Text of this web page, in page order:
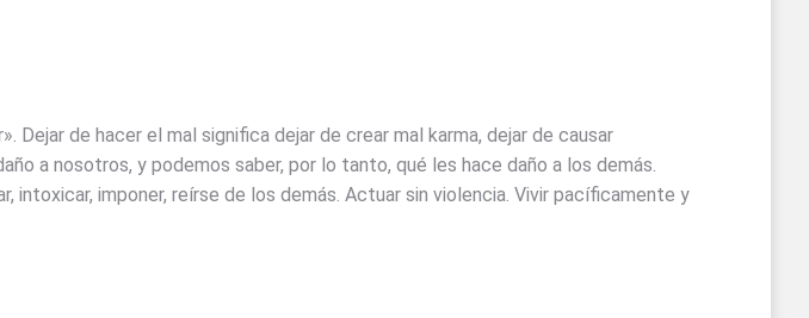
Dejar de hacer el mal significa dejar de crear mal karma, dejar de causar
a nosotros, y podemos saber, por lo tanto, qué les hace daño a los demás.
intoxicar, imponer, reírse de los demás. Actuar sin violencia. Vivir pacíficamente y